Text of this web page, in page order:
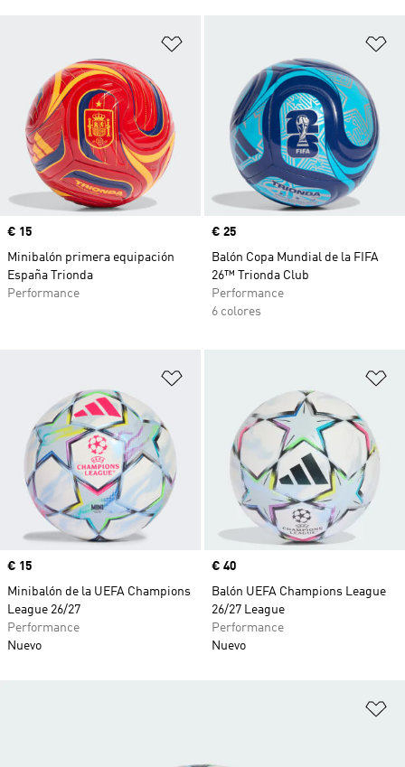
Precio
€ 15
Minibalón primera equipación
España Trionda
Performance
Precio
€ 25
Balón Copa Mundial de la FIFA
26™ Trionda Club
Performance
6 colores
Precio
€ 15
Minibalón de la UEFA Champions
League 26/27
Performance
Nuevo
Precio
€ 40
Balón UEFA Champions League
26/27 League
Performance
Nuevo